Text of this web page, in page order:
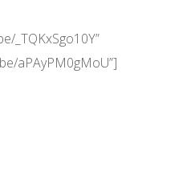
_TQKxSgo10Y”
aPAyPM0gMoU”]